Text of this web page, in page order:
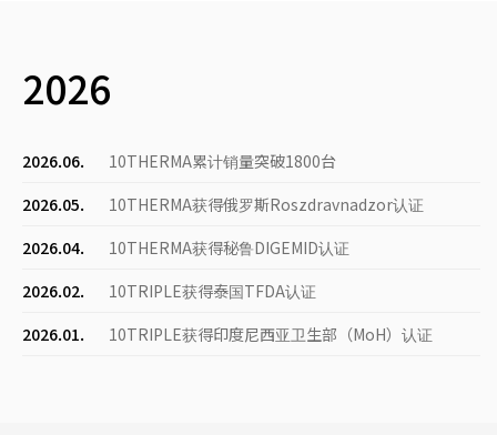
2026
2026.06.
10THERMA累计销量突破1800台
2026.05.
10THERMA获得俄罗斯Roszdravnadzor认证
2026.04.
10THERMA获得秘鲁DIGEMID认证
2026.02.
10TRIPLE获得泰国TFDA认证
2026.01.
10TRIPLE获得印度尼西亚卫生部（MoH）认证